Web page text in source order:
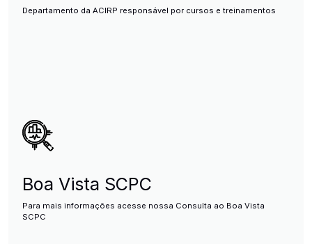
Departamento da ACIRP responsável por cursos e treinamentos
Boa Vista SCPC
Para mais informações acesse nossa Consulta ao Boa Vista
SCPC